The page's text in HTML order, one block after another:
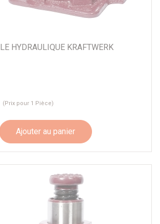
HYDRAULIQUE KRAFTWERK
(Prix pour 1 Pièce)
Ajouter au panier